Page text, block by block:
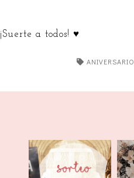
¡Suerte a todos! ♥
ANIVERSARIO
¿Celebramos los 6